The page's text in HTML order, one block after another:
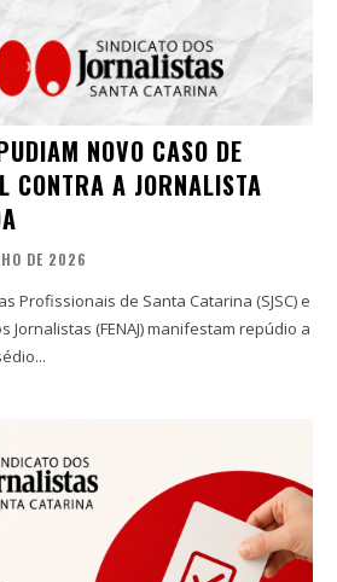
NOVO CASO DE
CONTRA A JORNALISTA
DE 2026
Profissionais de Santa Catarina (SJSC) e
Jornalistas (FENAJ) manifestam repúdio a